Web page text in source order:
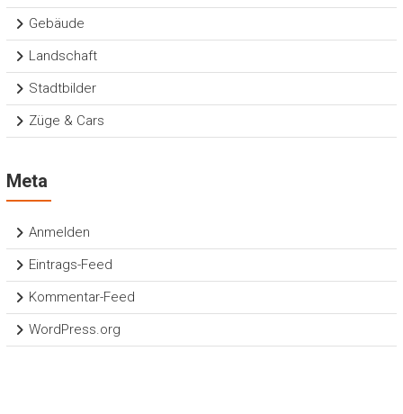
Gebäude
Landschaft
Stadtbilder
Züge & Cars
Meta
Anmelden
Eintrags-Feed
Kommentar-Feed
WordPress.org